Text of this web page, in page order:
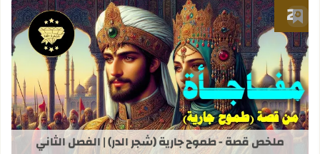
أضف إلى العلامات المرجعية
قراءة المزيد عن ملخص قصة - طموح
ملخص قصة - طموح جارية (شجر الدر) | الفصل الثاني